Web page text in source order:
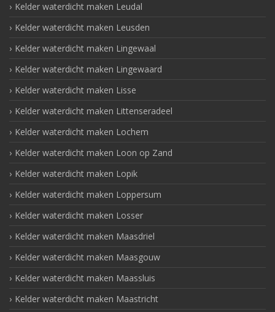
Kelder waterdicht maken Leudal
Kelder waterdicht maken Leusden
Kelder waterdicht maken Lingewaal
Kelder waterdicht maken Lingewaard
Kelder waterdicht maken Lisse
Kelder waterdicht maken Littenseradeel
Kelder waterdicht maken Lochem
Kelder waterdicht maken Loon op Zand
Kelder waterdicht maken Lopik
Kelder waterdicht maken Loppersum
Kelder waterdicht maken Losser
Kelder waterdicht maken Maasdriel
Kelder waterdicht maken Maasgouw
Kelder waterdicht maken Maassluis
Kelder waterdicht maken Maastricht